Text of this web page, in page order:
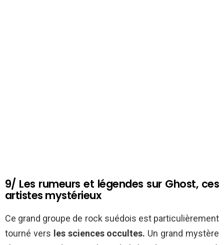
9/ Les rumeurs et légendes sur Ghost, ces
artistes mystérieux
Ce grand groupe de rock suédois est particulièrement
tourné vers les sciences occultes. Un grand mystère